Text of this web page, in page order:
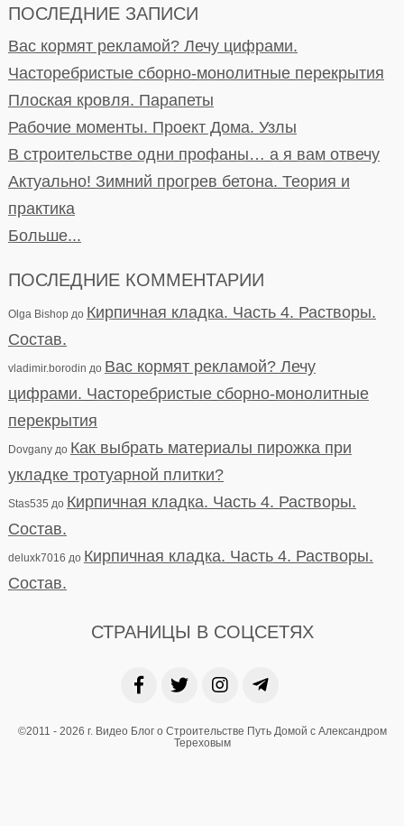
ПОСЛЕДНИЕ ЗАПИСИ
Вас кормят рекламой? Лечу цифрами.
Часторебристые сборно-монолитные перекрытия
Плоская кровля. Парапеты
Рабочие моменты. Проект Дома. Узлы
В строительстве одни профаны… а я вам отвечу
Актуально! Зимний прогрев бетона. Теория и
практика
Больше...
ПОСЛЕДНИЕ КОММЕНТАРИИ
Olga Bishopдо Кирпичная кладка. Часть 4. Растворы.
Состав.
vladimir.borodin до Вас кормят рекламой? Лечу
цифрами. Часторебристые сборно-монолитные
перекрытия
Dovganyдо Как выбрать материалы пирожка при
укладке тротуарной плитки?
Stas535 до Кирпичная кладка. Часть 4. Растворы.
Состав.
deluxk7016 до Кирпичная кладка. Часть 4. Растворы.
Состав.
СТРАНИЦЫ В СОЦСЕТЯХ
©2011 - 2026 г. Видео Блог о Строительстве Путь Домой с Александром
Тереховым